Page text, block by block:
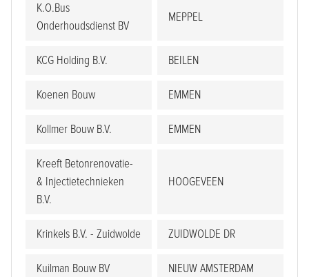
K.O.Bus
Onderhoudsdienst BV
MEPPEL
KCG Holding B.V. BEILEN
Koenen Bouw EMMEN
Kollmer Bouw B.V. EMMEN
Kreeft Betonrenovatie-
& Injectietechnieken
B.V.
HOOGEVEEN
Krinkels B.V. - Zuidwolde ZUIDWOLDE DR
Kuilman Bouw BV NIEUW AMSTERDAM